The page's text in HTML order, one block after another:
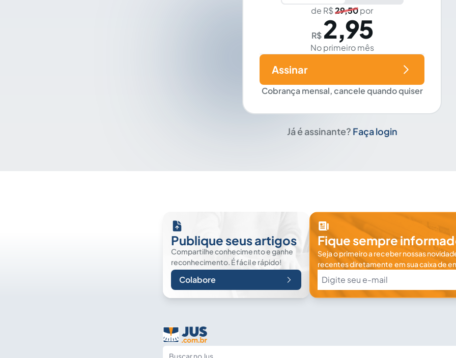
de R$29,50por
R$ 2,95
No primeiro mês
Cobrança mensal, cancele quando quiser
Assinar
Já é assinante? Faça login
Publique seus artigos
Compartilhe conhecimento e ganhe
reconhecimento. É fácil e rápido!
Colabore
Fique sempre
Seja o primeiro a receber nossas
recentes diretamente em sua caixa de